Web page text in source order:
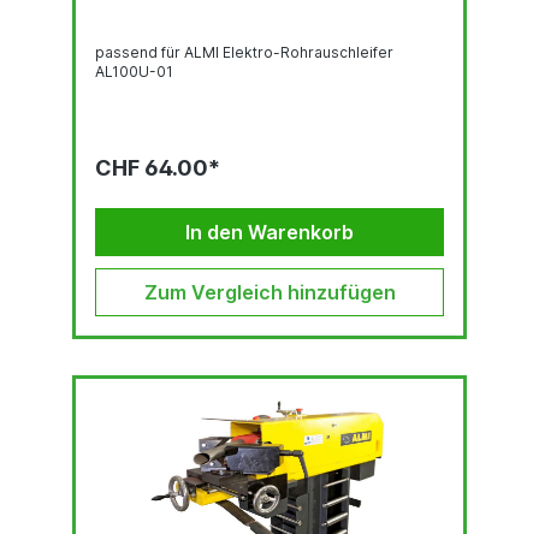
passend für ALMI Elektro-Rohrauschleifer
AL100U-01
CHF 64.00*
In den Warenkorb
Zum Vergleich hinzufügen